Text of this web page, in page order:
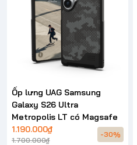
Ốp lưng UAG Samsung
Galaxy S26 Ultra
Metropolis LT có Magsafe
1.190.000₫
1.700.000₫
-30%